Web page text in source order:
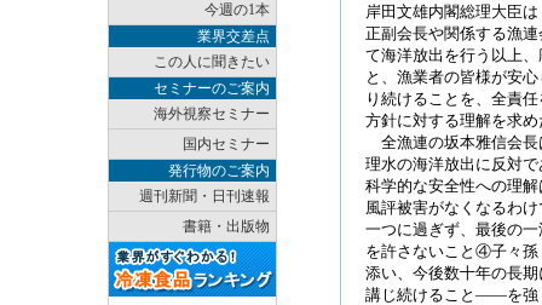
今週の1本
業界交差点
この人に聞きたい
セミナーのご案内
海外視察セミナー
国内セミナー
発行物のご案内
週刊新聞・日刊速報
書籍・出版物
岸田文雄内閣総理大臣
正副会長や関係する漁
て海洋放出を行う以上
と、漁業者の皆様が安
り続けることを、全責
方針に対する理解を求め
全漁連の坂本雅信会
理水の海洋放出に反対
科学的な安全性への理
風評被害がなくなるわ
一つに過ぎず、最後の
を許さないこと④子々孫
添い、今後数十年の長
講じ続けること――を強